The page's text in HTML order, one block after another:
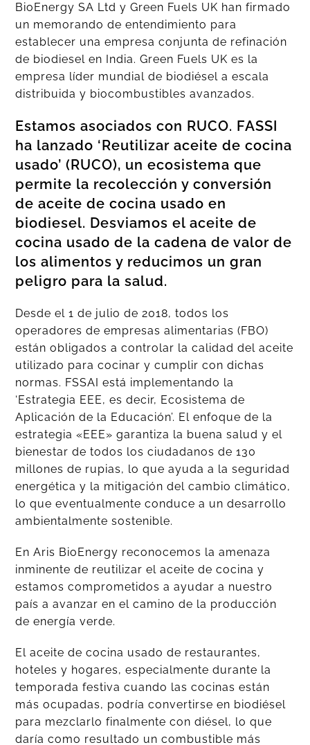
BioEnergy SA Ltd y Green Fuels UK han firmado
un memorando de entendimiento para
establecer una empresa conjunta de refinación
de biodiesel en India. Green Fuels UK es la
empresa líder mundial de biodiésel a escala
distribuida y biocombustibles avanzados.
Estamos asociados con RUCO. FASSI
ha lanzado ‘Reutilizar aceite de cocina
usado’ (RUCO), un ecosistema que
permite la recolección y conversión
de aceite de cocina usado en
biodiesel. Desviamos el aceite de
cocina usado de la cadena de valor de
los alimentos y reducimos un gran
peligro para la salud.
Desde el 1 de julio de 2018, todos los
operadores de empresas alimentarias (FBO)
están obligados a controlar la calidad del aceite
utilizado para cocinar y cumplir con dichas
normas. FSSAI está implementando la
‘Estrategia EEE, es decir, Ecosistema de
Aplicación de la Educación’. El enfoque de la
estrategia «EEE» garantiza la buena salud y el
bienestar de todos los ciudadanos de 130
millones de rupias, lo que ayuda a la seguridad
energética y la mitigación del cambio climático,
lo que eventualmente conduce a un desarrollo
ambientalmente sostenible.
En Aris BioEnergy reconocemos la amenaza
inminente de reutilizar el aceite de cocina y
estamos comprometidos a ayudar a nuestro
país a avanzar en el camino de la producción
de energía verde.
El aceite de cocina usado de restaurantes,
hoteles y hogares, especialmente durante la
temporada festiva cuando las cocinas están
más ocupadas, podría convertirse en biodiésel
para mezclarlo finalmente con diésel, lo que
daría como resultado un combustible más